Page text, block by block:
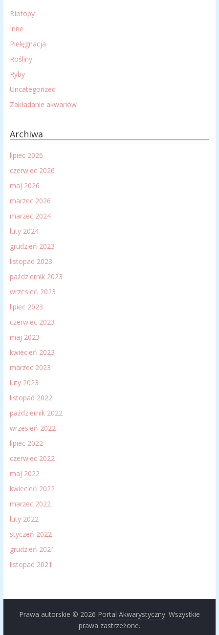
Biotopy
Inne
Pielęgnacja
Rośliny
Ryby
Uncategorized
Zakładanie akwariów
Archiwa
lipiec 2026
czerwiec 2026
maj 2026
marzec 2026
marzec 2024
luty 2024
grudzień 2023
listopad 2023
październik 2023
wrzesień 2023
lipiec 2023
czerwiec 2023
maj 2023
kwiecień 2023
marzec 2023
luty 2023
listopad 2022
październik 2022
wrzesień 2022
lipiec 2022
czerwiec 2022
maj 2022
kwiecień 2022
marzec 2022
luty 2022
styczeń 2022
grudzień 2021
listopad 2021
Prawa autorskie © 2026 Portal Akwarystyczny. Wszystkie
prawa zastrzeżone.